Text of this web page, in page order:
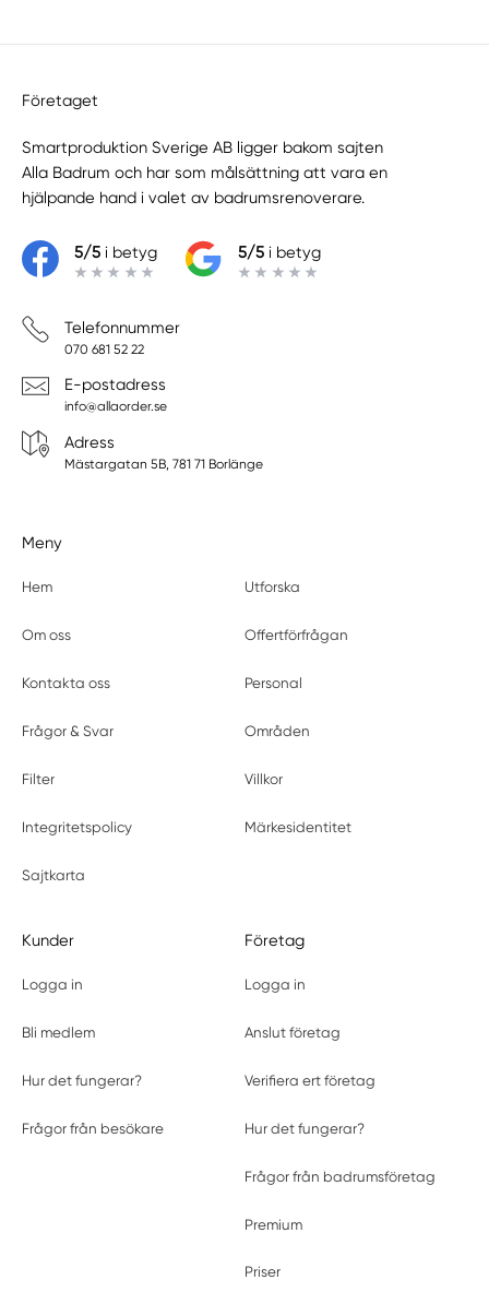
Företaget
Smartproduktion Sverige AB ligger bakom sajten
Alla Badrum och har som målsättning att vara en
hjälpande hand i valet av badrumsrenoverare.
5/5i betyg 5/5i betyg
Telefonnummer
070 681 52 22
E-postadress
info@allaorder.se
Adress
Mästargatan 5B, 781 71 Borlänge
Meny
Hem Utforska
Om oss Offertförfrågan
Kontakta oss Personal
Frågor & Svar Områden
Filter Villkor
Integritetspolicy Märkesidentitet
Sajtkarta
Kunder
Logga in
Bli medlem
Hur det fungerar?
Frågor från besökare
Företag
Logga in
Anslut företag
Verifiera ert företag
Hur det fungerar?
Frågor från badrumsföretag
Premium
Priser